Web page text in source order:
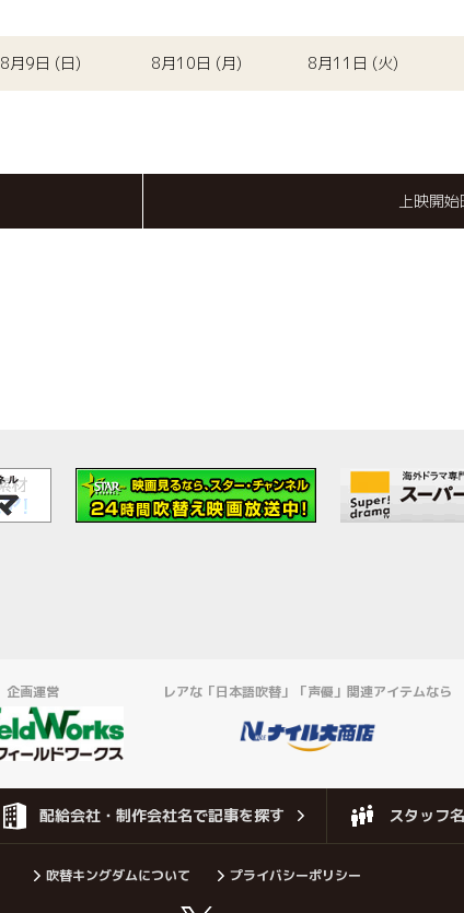
8月9日 (日) 8月10日 (月) 8月11日 (火)
上映開
企画運営 レアな「日本語吹替」「声優」関連アイテムなら
配給会社・制作会社名で記事を探す スタッフ
吹替キングダムについて プライバシーポリシー